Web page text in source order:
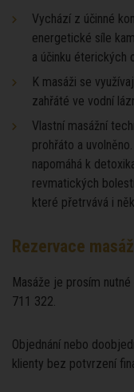
Vychází z účinné
energetické síle
a účinku éterických
K masáži se
zahřáté ve vodní
Vlastní masážní
prohřáto a
napomáhá k
revmatických
které přetrvává i
Rezervace
Masáže je prosím
711 322.
Objednání nebo
klienty bez potvrzení